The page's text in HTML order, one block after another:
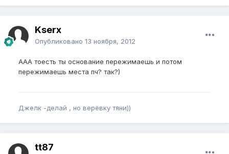
Kserx
Опубликовано 13 ноября, 2012
ААА тоесть ты основание пережимаешь и потом
пережимаешь места пч? так?)
Джелк -делай , но верёвку тяни))
tt87